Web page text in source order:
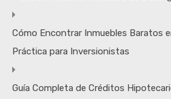
Cómo Encontrar Inmuebles Baratos
Práctica para Inversionistas
Guía Completa de Créditos